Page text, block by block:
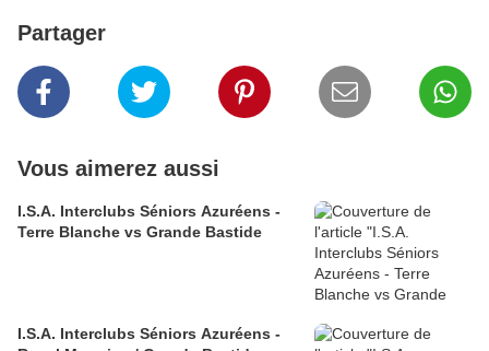
Partager
Vous aimerez aussi
I.S.A. Interclubs Séniors Azuréens -
Terre Blanche vs Grande Bastide
I.S.A. Interclubs Séniors Azuréens -